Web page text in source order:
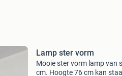
Lamp ster vorm
Mooie ster vorm lamp van
cm. Hoogte 76 cm kan